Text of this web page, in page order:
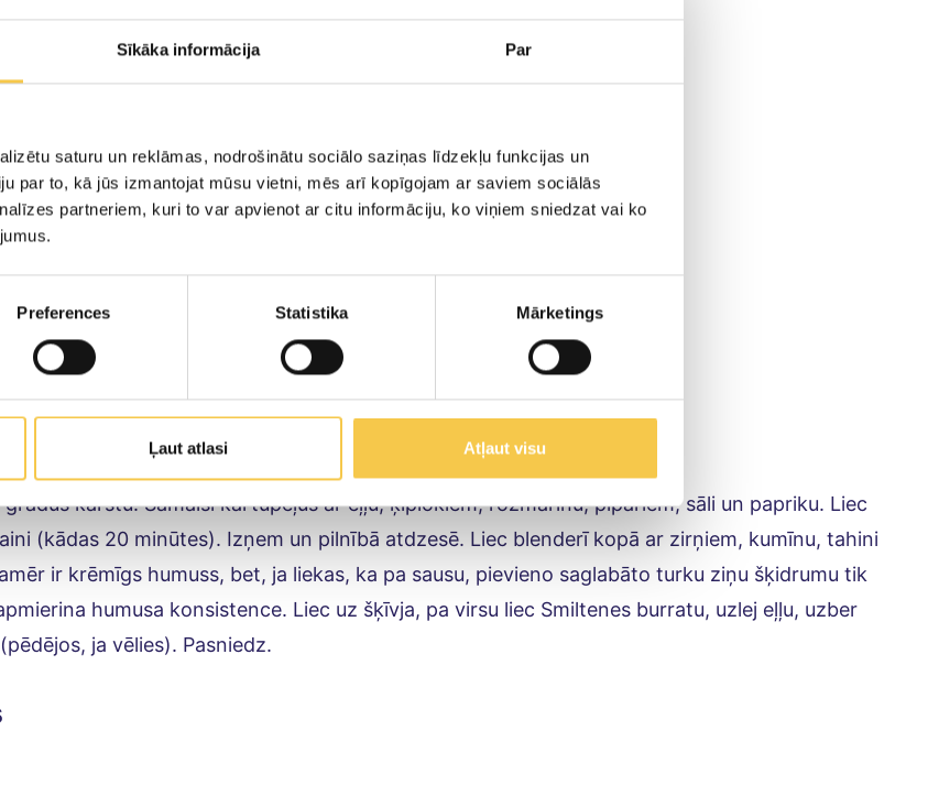
Sīkāka informācija Par
saturu un reklāmas, nodrošinātu sociālo saziņas līdzekļu funkcijas un
par to, kā jūs izmantojat mūsu vietni, mēs arī kopīgojam ar saviem sociālās
partneriem, kuri to var apvienot ar citu informāciju, ko viņiem sniedzat vai ko
Preferences Statistika Mārketings
Ļaut atlasi Atļaut visu
pipari, pēc garšas
rozmarīna
eļļas
turku zirņi (šķidrumu pataupi)
var izmantot mandeļu sviestu)
pasniegšanai
karstu. Samaisi kartupeļus ar eļļu, ķiplokiem, rozmarīnu, pipariem, sāli un papriku. Liec
(kādas 20 minūtes). Izņem un pilnībā atdzesē. Liec blenderī kopā ar zirņiem, kumīnu, tahini
ir krēmīgs humuss, bet, ja liekas, ka pa sausu, pievieno saglabāto turku ziņu šķidrumu tik
humusa konsistence. Liec uz šķīvja, pa virsu liec Smiltenes burratu, uzlej eļļu, uzber
ja vēlies). Pasniedz.